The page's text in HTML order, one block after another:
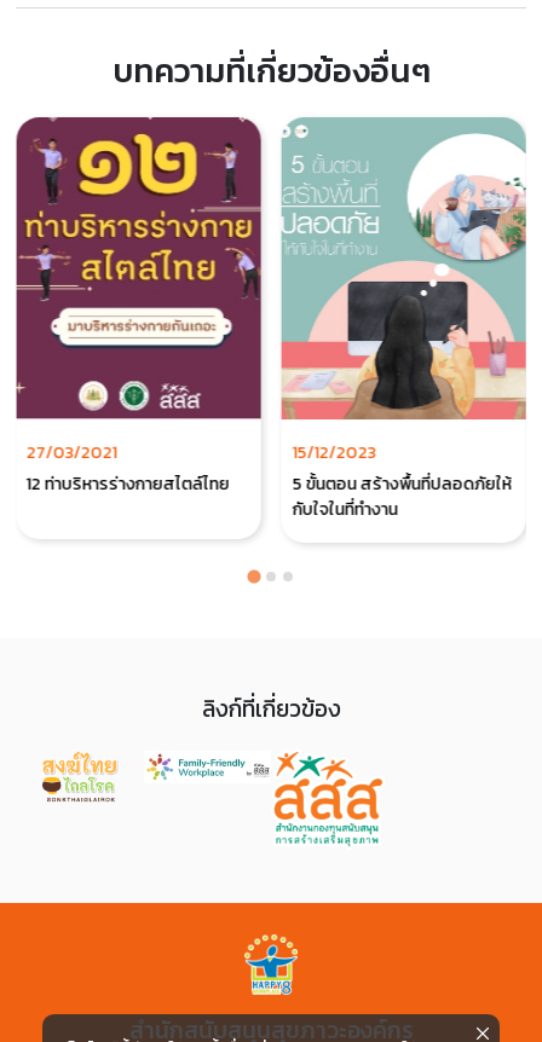
บทความที่เกี่ยวข้องอื่นๆ
27/03/2021
12 ท่าบริหารร่างกายสไตล์ไทย
15/12/2023
5 ขั้นตอน สร้างพื้นที่ปลอดภัยให้
กับใจในที่ทำงาน
ลิงก์ที่เกี่ยวข้อง
สำนักสนับสนุนสุขภาวะองค์กร